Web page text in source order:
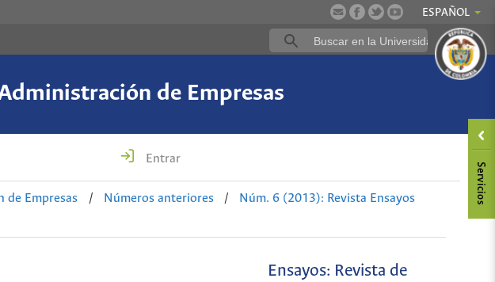
ESPAÑOL
de Empresas
Entrar
de Empresas / Números anteriores /
Núm. 6 (2013): Revista Ensayos
Ensayos: Revista de